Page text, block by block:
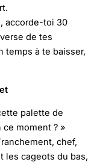
accorde-toi 30
de tes
temps à te baisser,
palette de
ce moment ? »
chef,
les cageots du bas,